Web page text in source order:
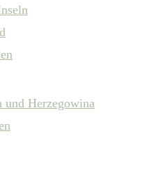
und Herzegowina